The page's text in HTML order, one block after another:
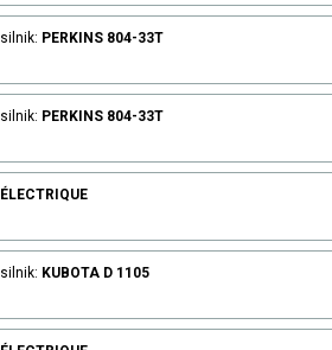
silnik: PERKINS 804-33T
silnik: PERKINS 804-33T
ÉLECTRIQUE
silnik: KUBOTA D 1105